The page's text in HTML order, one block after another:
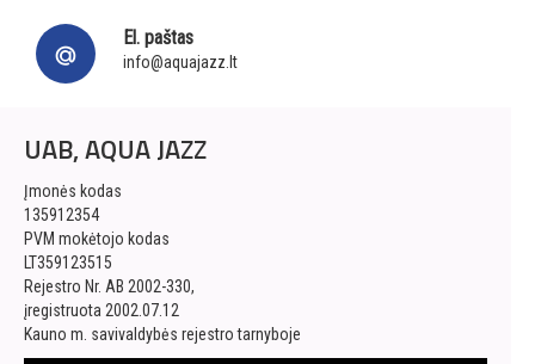
El. paštas
info@aquajazz.lt
UAB, AQUA JAZZ
Įmonės kodas
135912354
PVM mokėtojo kodas
LT359123515
Rejestro Nr. AB 2002-330,
įregistruota 2002.07.12
Kauno m. savivaldybės rejestro tarnyboje